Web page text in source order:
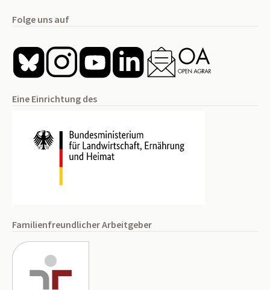
Folge uns auf
Eine Einrichtung des
Familienfreundlicher Arbeitgeber